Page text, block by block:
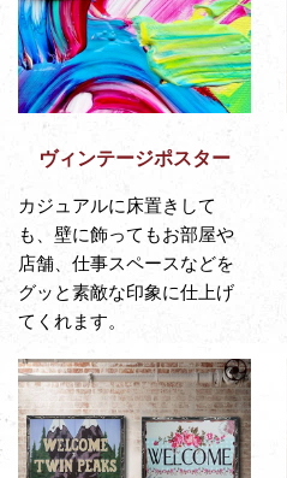
ヴィンテージポスター
カジュアルに床置きして
も、壁に飾ってもお部屋や
店舗、仕事スペースなどを
グッと素敵な印象に仕上げ
てくれます。